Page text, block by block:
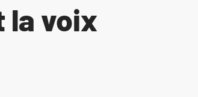
la voix